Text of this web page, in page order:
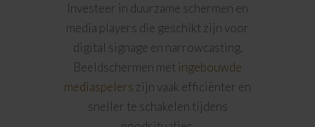
Investeer in duurzame schermen en
media players die geschikt zijn voor
digital signage en narrowcasting.
Beeldschermen met ingebouwde
mediaspelers zijn vaak efficiënter en
sneller te schakelen tijdens